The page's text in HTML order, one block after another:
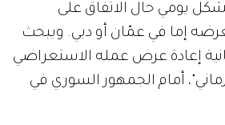
يومي حال الاتفاق على
إما في عمّان أو دبي. ويبحث
إعادة عرض عمله الاستعراضي
أمام الجمهور السوري في